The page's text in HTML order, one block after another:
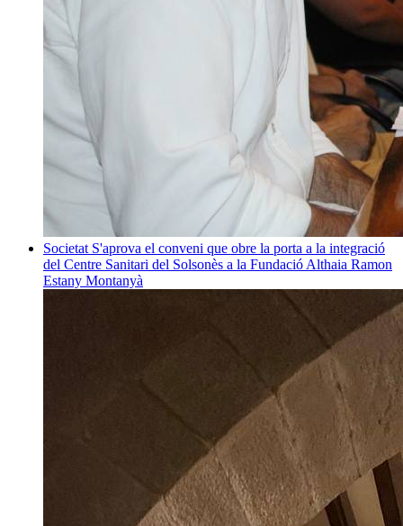
Societat S'aprova el conveni que obre la porta a la integració
del Centre Sanitari del Solsonès a la Fundació Althaia Ramon
Estany Montanyà